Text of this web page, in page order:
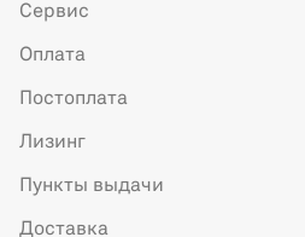
Сервис
Оплата
Постоплата
Лизинг
Пункты выдачи
Доставка